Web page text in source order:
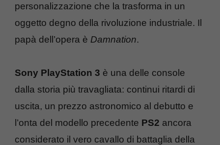
personalizzazione che la trasforma in un
oggetto degno della rivoluzione industriale. Il
papà dell’opera è Damnation.
Sony PlayStation 3 è una delle console
dalla storia più travagliata: continui ritardi di
uscita, un prezzo astronomico al debutto e
l’onta del modello precedente PS2 ancora
considerato il vero cavallo di battaglia della